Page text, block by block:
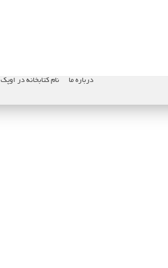
درباره ما نام کتابخانه در اوپک